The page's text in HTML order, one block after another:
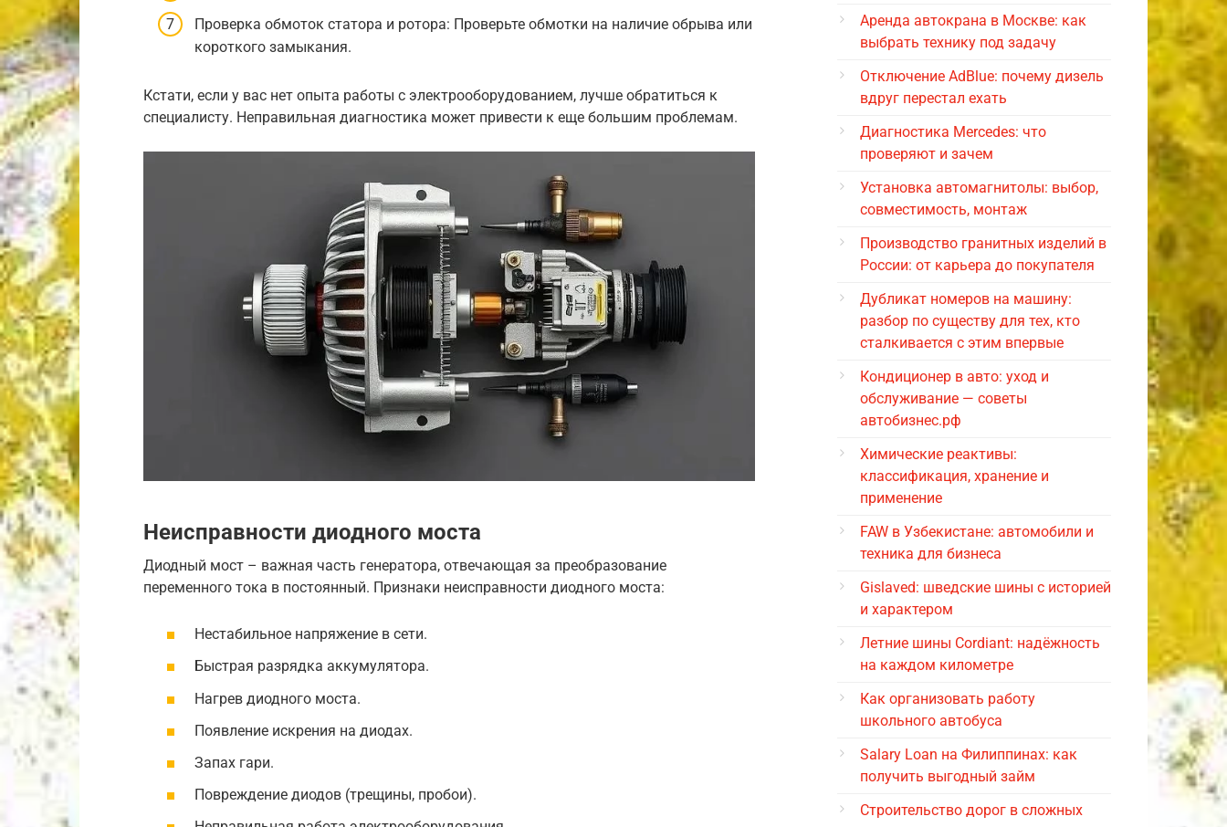
Проверка обмоток статора и ротора: Проверьте обмотки на наличие обрыва или
короткого замыкания.
Кстати, если у вас нет опыта работы с электрооборудованием, лучше обратиться к
специалисту. Неправильная диагностика может привести к еще большим проблемам.
Неисправности диодного моста
Диодный мост – важная часть генератора, отвечающая за преобразование
переменного тока в постоянный. Признаки неисправности диодного моста:
Нестабильное напряжение в сети.
Быстрая разрядка аккумулятора.
Нагрев диодного моста.
Появление искрения на диодах.
Запах гари.
Повреждение диодов (трещины, пробои).
Аренда автокрана в Москве: как
выбрать технику под задачу
Отключение AdBlue: почему дизель
вдруг перестал ехать
Диагностика Mercedes: что
проверяют и зачем
Установка автомагнитолы: выбор,
совместимость, монтаж
Производство гранитных изделий в
России: от карьера до покупателя
Дубликат номеров на машину:
разбор по существу для тех, кто
сталкивается с этим впервые
Кондиционер в авто: уход и
обслуживание — советы
автобизнес.рф
Химические реактивы:
классификация, хранение и
применение
FAW в Узбекистане: автомобили и
техника для бизнеса
Gislaved: шведские шины с историей
и характером
Летние шины Cordiant: надёжность
на каждом километре
Как организовать работу
школьного автобуса
Salary Loan на Филиппинах: как
получить выгодный займ
Строительство дорог в сложных